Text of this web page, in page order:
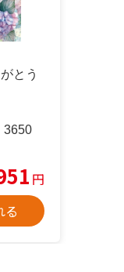
とう
3650
円
る